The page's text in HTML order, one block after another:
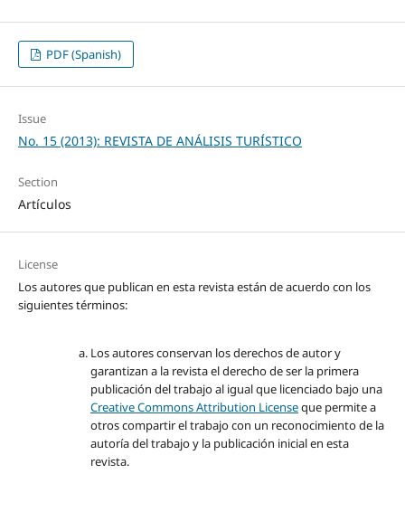
PDF (Spanish)
Issue
No. 15 (2013): REVISTA DE ANÁLISIS TURÍSTICO
Section
Artículos
License
Los autores que publican en esta revista están de acuerdo con los
siguientes términos:
Los autores conservan los derechos de autor y
garantizan a la revista el derecho de ser la primera
publicación del trabajo al igual que licenciado bajo una
Creative Commons Attribution Licenseque permite a
otros compartir el trabajo con un reconocimiento de la
autoría del trabajo y la publicación inicial en esta
revista.